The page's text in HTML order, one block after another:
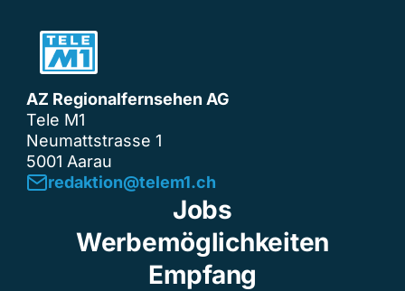
AZ Regionalfernsehen AG
Tele M1
Neumattstrasse 1
5001 Aarau
redaktion@telem1.ch
Jobs
Werbemöglichkeiten
Empfang